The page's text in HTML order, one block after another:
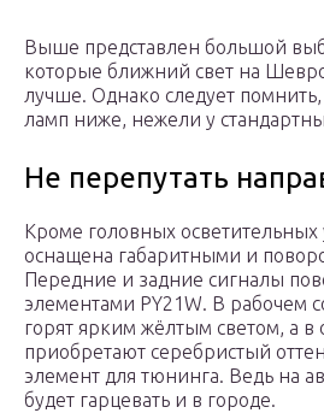
Выше представлен большой
которые ближний свет на
лучше. Однако следует помнить,
ламп ниже, нежели у
Не перепутать
Кроме головных осветительных
оснащена габаритными и
Передние и задние сигналы
элементами PY21W. В рабочем
горят ярким жёлтым светом, а
приобретают серебристый
элемент для тюнинга. Ведь на
будет гарцевать и в городе.